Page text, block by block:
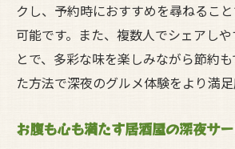
クし、予約時におすすめを尋ねるこ
可能です。また、複数人でシェアし
とで、多彩な味を楽しみながら節約
た方法で深夜のグルメ体験をより満足
お腹も心も満たす居酒屋の深夜サ